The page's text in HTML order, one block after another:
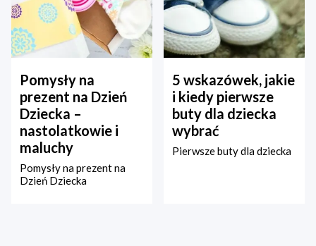
Pomysły na
prezent na Dzień
Dziecka –
nastolatkowie i
maluchy
Pomysły na prezent na
Dzień Dziecka
5 wskazówek, jakie
i kiedy pierwsze
buty dla dziecka
wybrać
Pierwsze buty dla dziecka